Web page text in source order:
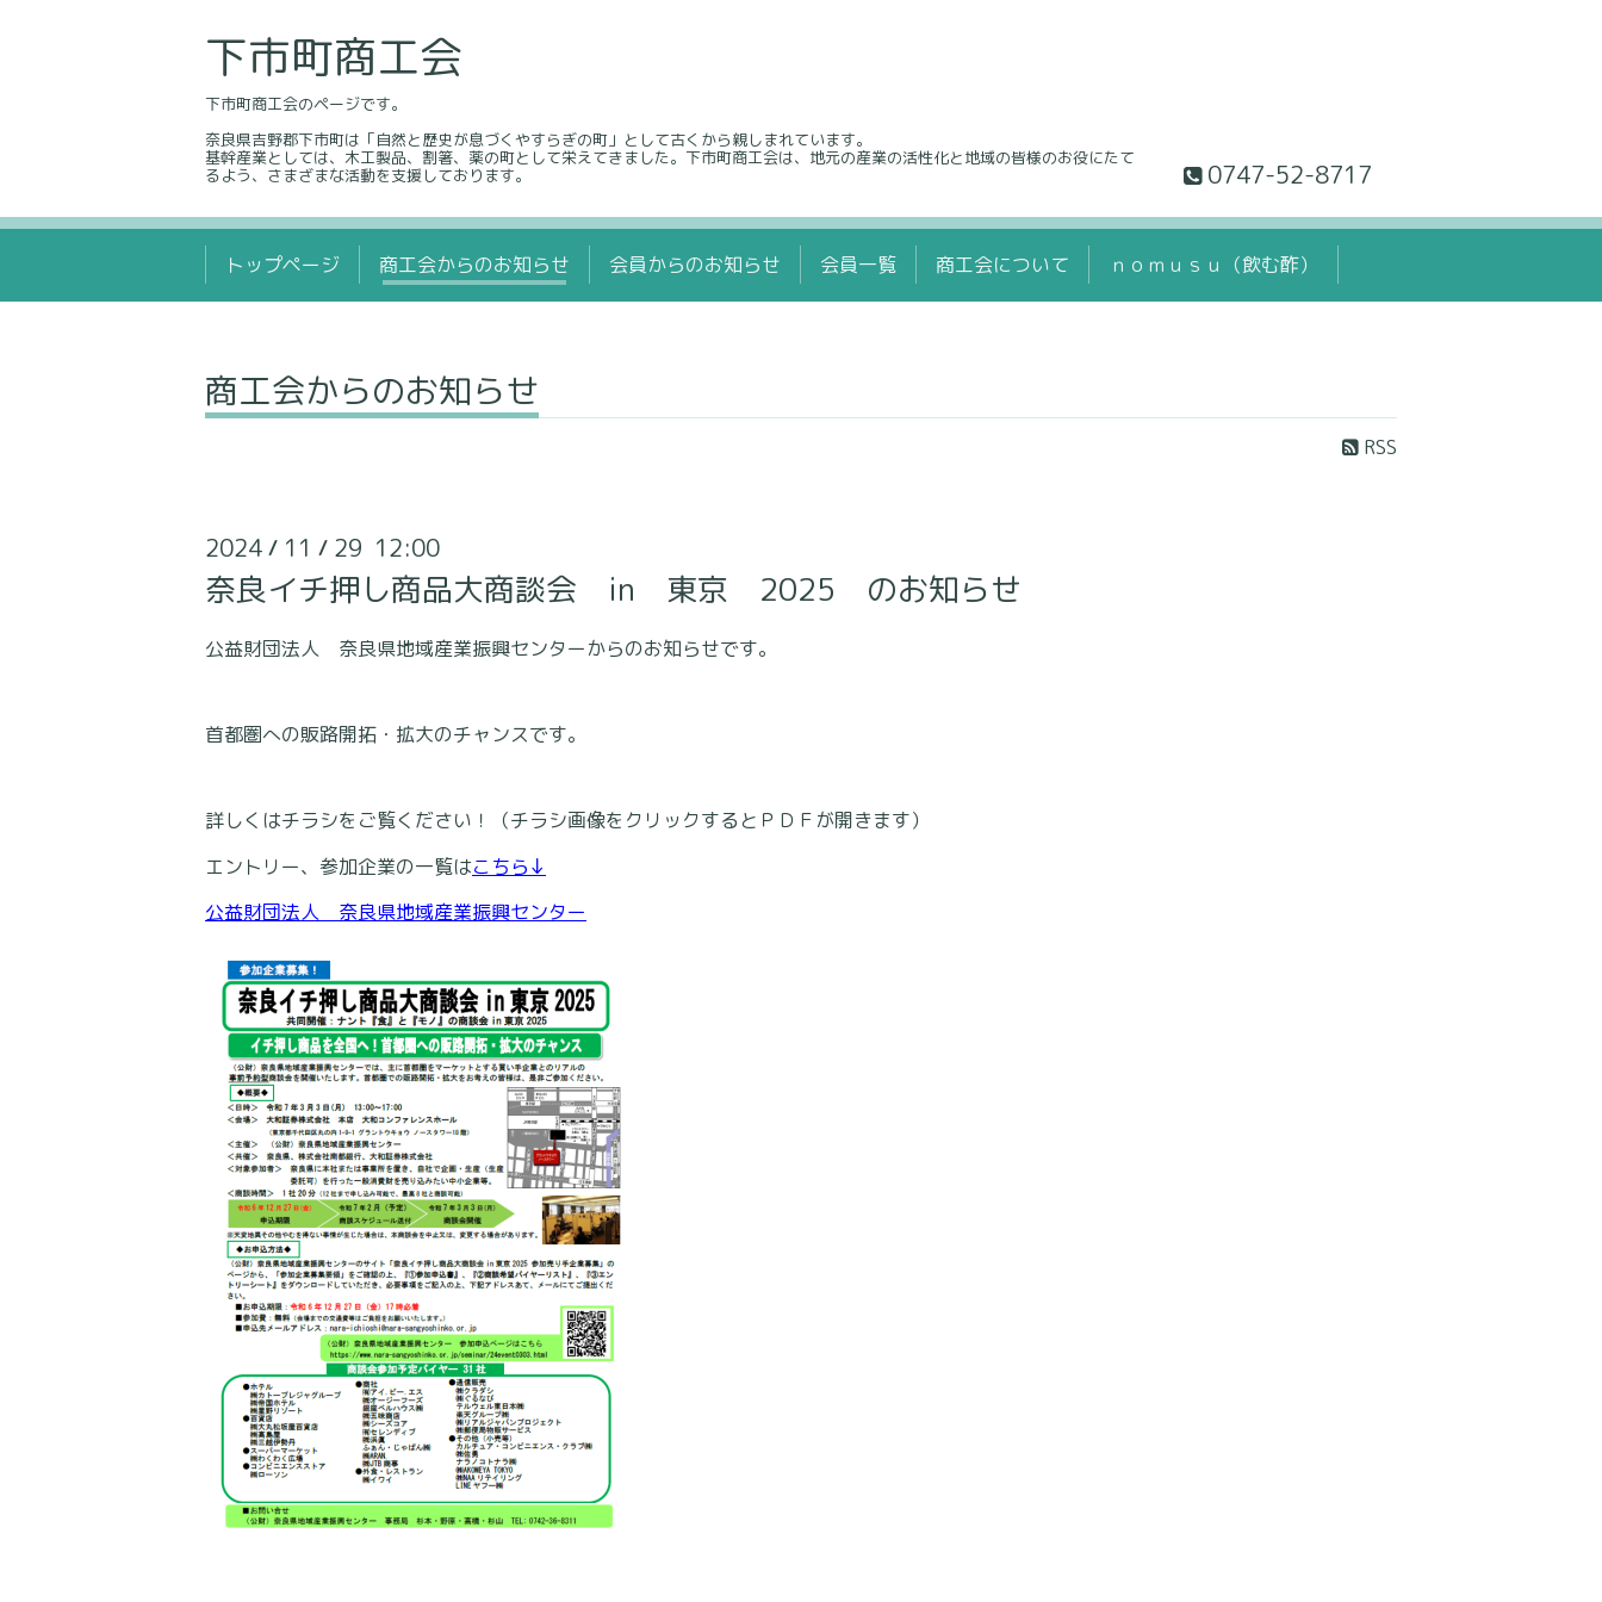
下市町商工会
下市町商工会のページです。
奈良県吉野郡下市町は「自然と歴史が息づくやすらぎの町」として古くから親しまれています。
基幹産業としては、木工製品、割箸、薬の町として栄えてきました。下市町商工会は、地元の産業の活性化と地域の皆様のお役にたて
るよう、さまざまな活動を支援しております。
0747-52-8717
トップページ 商工会からのお知らせ 会員からのお知らせ 会員一覧 商工会について ｎｏｍｕｓｕ（飲む酢）
商工会からのお知らせ
RSS
2024 / 11 / 29 12:00
奈良イチ押し商品大商談会 in 東京 2025 のお知らせ
公益財団法人 奈良県地域産業振興センターからのお知らせです。
首都圏への販路開拓・拡大のチャンスです。
詳しくはチラシをご覧ください！（チラシ画像をクリックするとＰＤＦが開きます）
エントリー、参加企業の一覧はこちら↓
公益財団法人 奈良県地域産業振興センター